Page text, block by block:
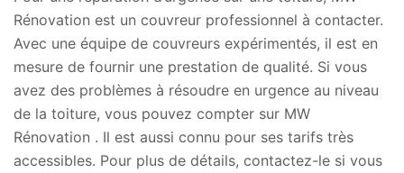
Rénovation est un couvreur professionnel à contacter.
Avec une équipe de couvreurs expérimentés, il est en
mesure de fournir une prestation de qualité. Si vous
avez des problèmes à résoudre en urgence au niveau
de la toiture, vous pouvez compter sur MW
Rénovation . Il est aussi connu pour ses tarifs très
accessibles. Pour plus de détails, contactez-le si vous